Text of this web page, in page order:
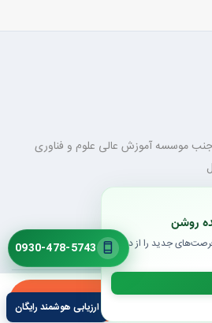
مشاوره
جنب موسسه آموزش عالی علوم و فناوری
0930-478-5743
ارزیابی هوشمند رایگان
روشن
فرصت‌های جدید را از دست